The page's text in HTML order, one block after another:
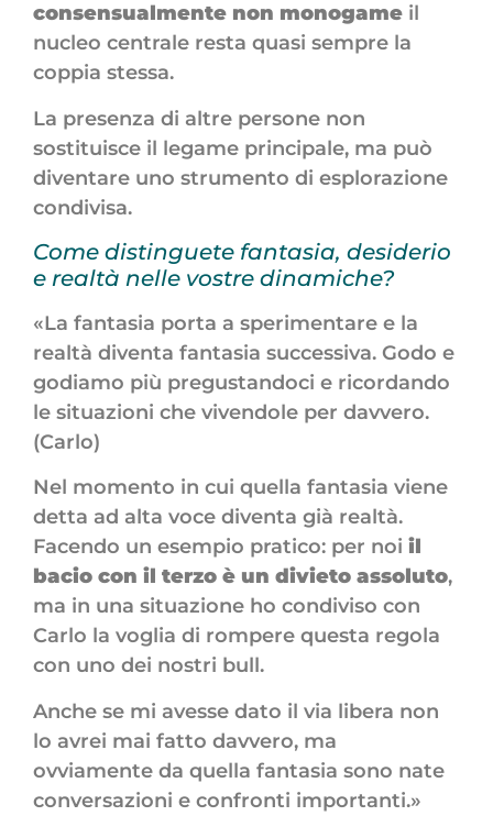
consensualmente non monogame il
nucleo centrale resta quasi sempre la
coppia stessa.
La presenza di altre persone non
sostituisce il legame principale, ma può
diventare uno strumento di esplorazione
condivisa.
Come distinguete fantasia, desiderio
e realtà nelle vostre dinamiche?
«La fantasia porta a sperimentare e la
realtà diventa fantasia successiva. Godo e
godiamo più pregustandoci e ricordando
le situazioni che vivendole per davvero.
(Carlo)
Nel momento in cui quella fantasia viene
detta ad alta voce diventa già realtà.
Facendo un esempio pratico: per noi il
bacio con il terzo è un divieto assoluto,
ma in una situazione ho condiviso con
Carlo la voglia di rompere questa regola
con uno dei nostri bull.
Anche se mi avesse dato il via libera non
lo avrei mai fatto davvero, ma
ovviamente da quella fantasia sono nate
conversazioni e confronti importanti.»